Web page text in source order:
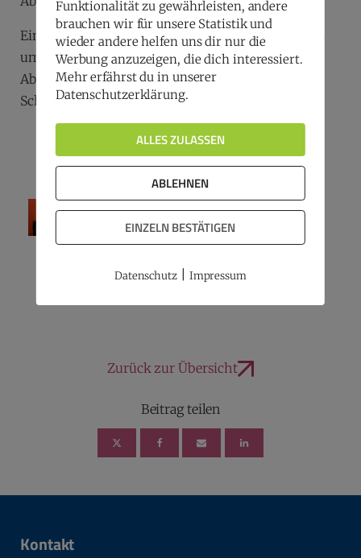
Ein großes Dankeschön geht an das Halloren-Team
um Gerrit Sachs für den marketingversüßenden
Abend in Deutschlandsältestercoolster
Schokoladenfabrik!
Galerie by Maike Glöckner
Zurück zur Übersicht
Beitrag teilen
Kontakt
Funktionalität zu gewährleisten, andere
brauchen wir für unsere Statistik und
wieder andere helfen uns dir nur die
Werbung anzuzeigen, die dich interessiert.
Mehr erfährst du in unserer
Datenschutzerklärung.
ALLES ZULASSEN
ABLEHNEN
EINZELN BESTÄTIGEN
Datenschutz Impressum